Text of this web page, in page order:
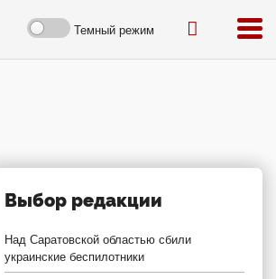
Темный режим
Выбор редакции
Над Саратовской областью сбили
украинские беспилотники